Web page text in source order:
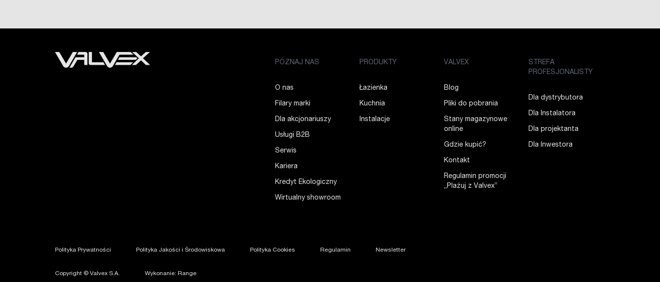
POZNAJ NAS
O nas
Filary marki
Dla akcjonariuszy
Usługi B2B
Serwis
Kariera
Kredyt Ekologiczny
Wirtualny showroom
PRODUKTY
Łazienka
Kuchnia
Instalacje
VALVEX
Blog
Pliki do pobrania
Stany magazynowe
online
Gdzie kupić?
Kontakt
Regulamin promocji
„Plażuj z Valvex”
STREFA
PROFESJONALISTY
Dla dystrybutora
Dla Instalatora
Dla projektanta
Dla Inwestora
Polityka Prywatności Polityka Jakości i Środowiskowa Polityka Cookies Regulamin Newsletter
Copyright © Valvex S.A. Wykonanie: Range